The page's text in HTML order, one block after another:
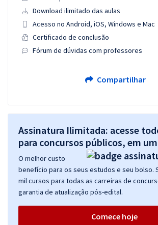
Download ilimitado das aulas
Acesso no Android, iOS, Windows e Mac
Certificado de conclusão
Fórum de dúvidas com professores
Compartilhar
Assinatura Ilimitada: acesse
para concursos públicos, em
O melhor custo
benefício para os seus estudos e seu bolso.
mil cursos para todas as carreiras de
garantia de atualização pós-edital.
Comece hoje